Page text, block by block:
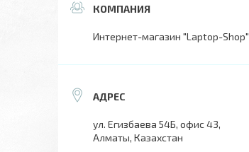
Интернет-магазин "Laptop-Shop"
ул. Егизбаева 54Б, офис 43,
Алматы, Казахстан